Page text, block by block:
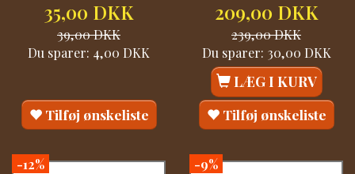
35,00 DKK
39,00 DKK
Du sparer: 4,00 DKK
Tilføj ønskeliste
209,00 DKK
239,00 DKK
Du sparer: 30,00 DKK
LÆG I KURV
Tilføj ønskeliste
-12% -9%